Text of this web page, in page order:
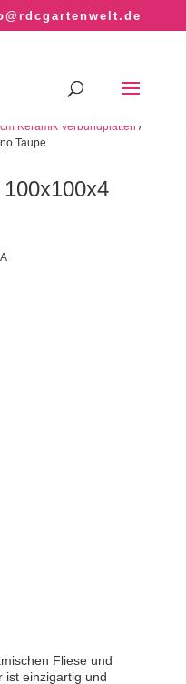
Keramik Verbundplatten/
Taupe
Fliese und
ist einzigartig und